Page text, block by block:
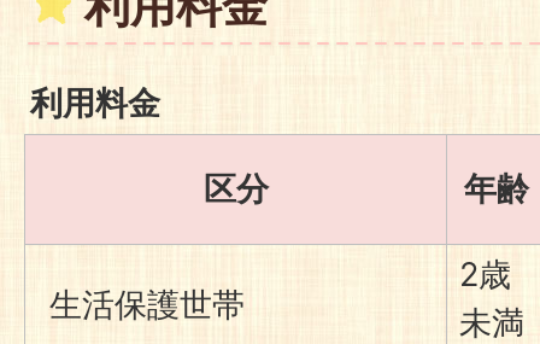
利用料金
区分 年齢
生活保護世帯
2歳
未満